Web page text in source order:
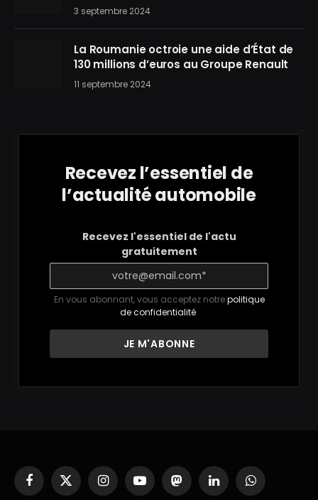
3 septembre 2024
La Roumanie octroie une aide d’État de
130 millions d’euros au Groupe Renault
11 septembre 2024
Recevez l’essentiel de
l’actualité automobile
Recevez l'essentiel de l'actu
gratuitement
En vous abonnant, vous acceptez notrepolitique
de confidentialité.
Facebook
X
InstagramYouTubeMastodonLinkedInWhatsApp